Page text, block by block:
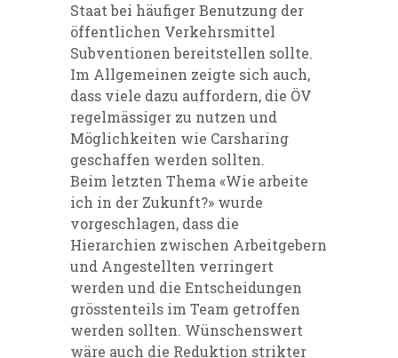
Staat bei häufiger Benutzung der
öffentlichen Verkehrsmittel
Subventionen bereitstellen sollte.
Im Allgemeinen zeigte sich auch,
dass viele dazu auffordern, die ÖV
regelmässiger zu nutzen und
Möglichkeiten wie Carsharing
geschaffen werden sollten.
Beim letzten Thema «Wie arbeite
ich in der Zukunft?» wurde
vorgeschlagen, dass die
Hierarchien zwischen Arbeitgebern
und Angestellten verringert
werden und die Entscheidungen
grösstenteils im Team getroffen
werden sollten. Wünschenswert
wäre auch die Reduktion strikter